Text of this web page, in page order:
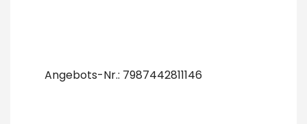
Angebots-Nr.: 7987442811146